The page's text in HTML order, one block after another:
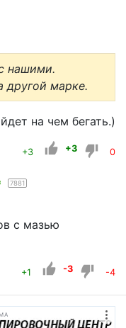
нашими.
другой марке.
на чем бегать.)
+3 +3 0
7881
с мазью
+1 -3 -4